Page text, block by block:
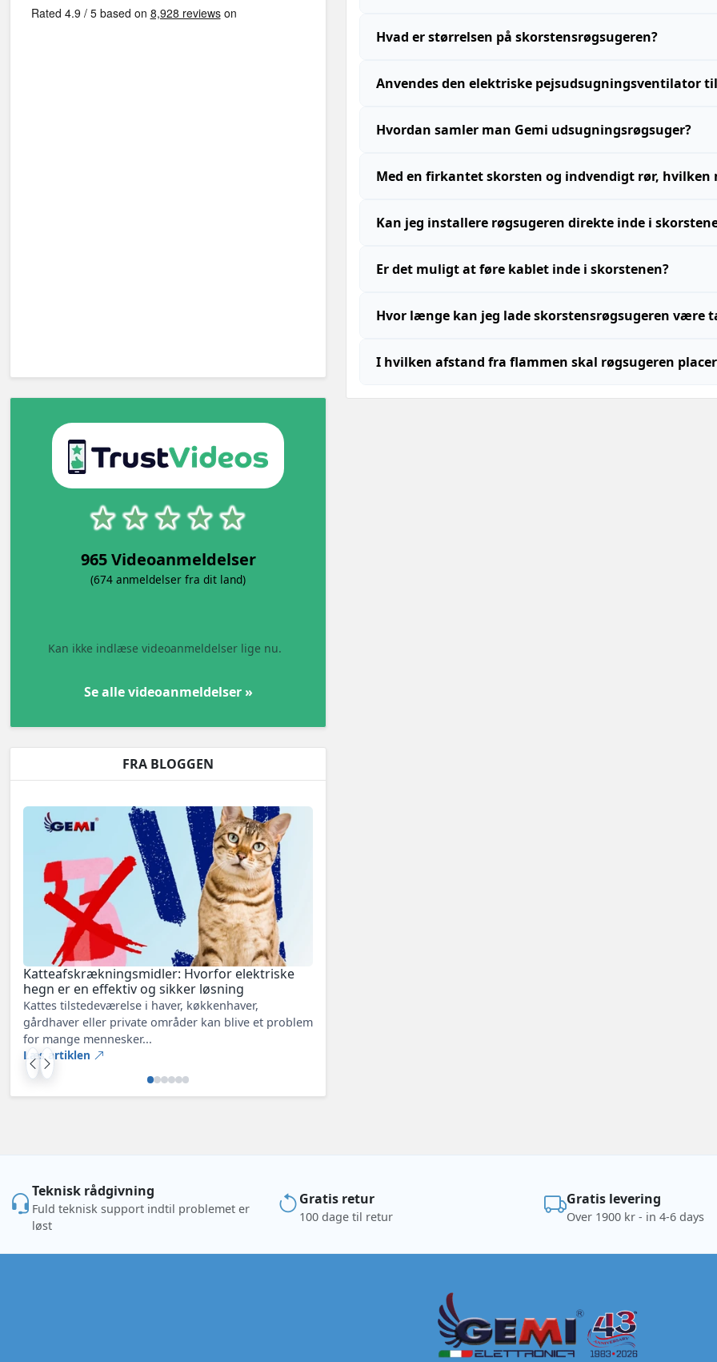
965 Videoanmeldelser
(674 anmeldelser fra dit land)
Kan ikke indlæse videoanmeldelser lige nu.
Se alle videoanmeldelser »
FRA BLOGGEN
Katteafskrækningsmidler: Hvorfor elektriske
hegn er en effektiv og sikker løsning
Kattes tilstedeværelse i haver, køkkenhaver,
gårdhaver eller private områder kan blive et problem
for mange mennesker...
Læs artiklen
Hvad er størrelsen på skorstensrøgsugeren?
Anvendes den elektriske pejsudsugningsventilator
Hvordan samler man Gemi udsugningsrøgsuger?
Med en firkantet skorsten og indvendigt rør, hvilken
Kan jeg installere røgsugeren direkte inde i
Er det muligt at føre kablet inde i skorstenen?
Hvor længe kan jeg lade skorstensrøgsugeren være
I hvilken afstand fra flammen skal røgsugeren
Teknisk rådgivning
Fuld teknisk support indtil problemet er
løst
Gratis retur
100 dage til retur
Gratis levering
Over 1900 kr - in 4-6 days